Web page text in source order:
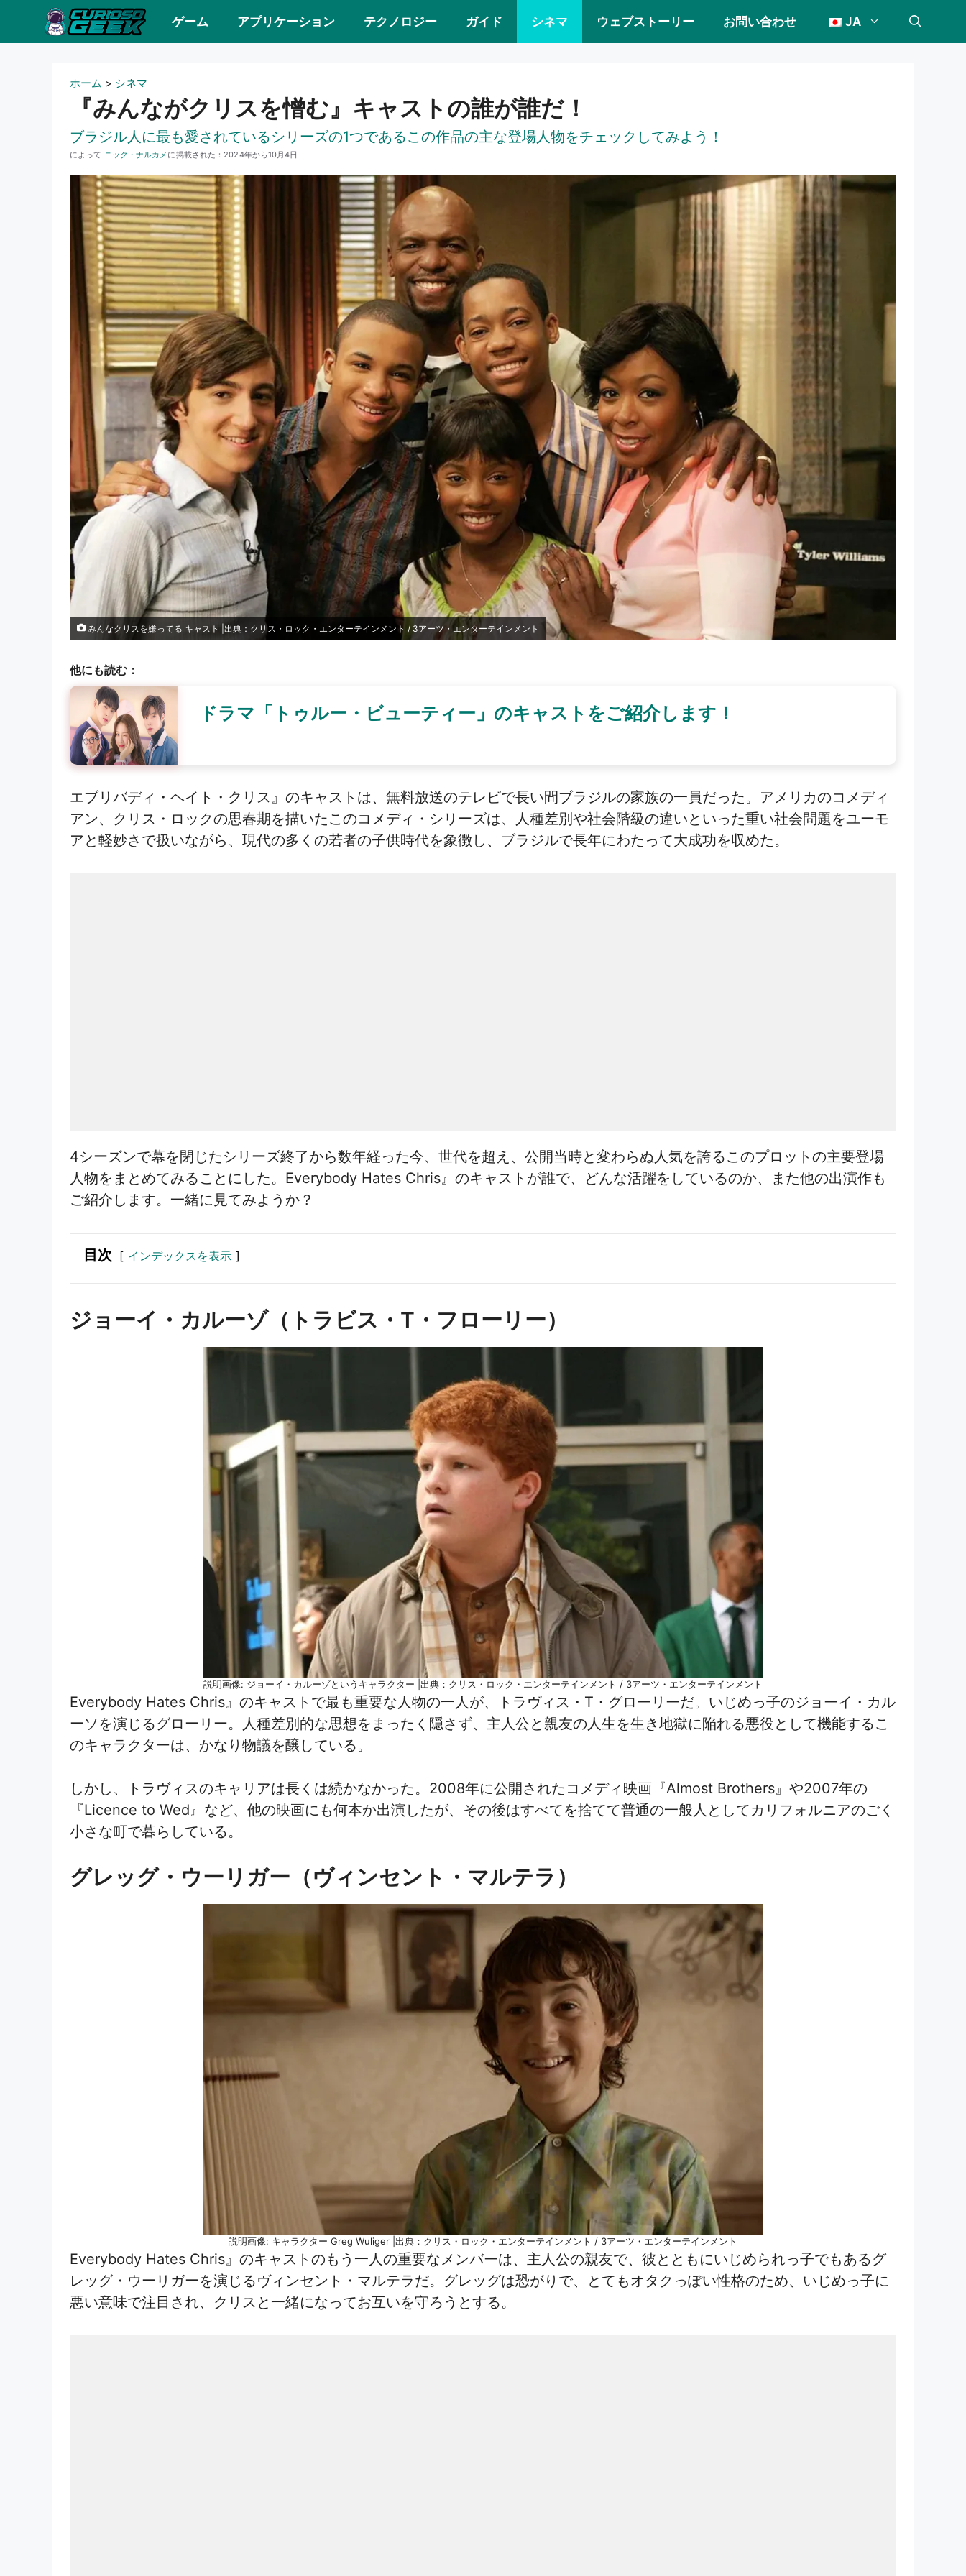
ゲーム アプリケーション テクノロジー ガイド シネマ ウェブストーリー お問い合わせ JA
ホーム > シネマ
『みんながクリスを憎む』キャストの誰が誰だ！
ブラジル人に最も愛されているシリーズの1つであるこの作品の主な登場人物をチェックしてみよう！
に掲載された： 2024年から10月4日
によって ニック・ナルカメ
みんなクリスを嫌ってる キャスト |出典：クリス・ロック・エンターテインメント / 3アーツ・エンターテインメント
他にも読む：
ドラマ「トゥルー・ビューティー」のキャストをご紹介します！
エブリバディ・ヘイト・クリス』のキャストは、無料放送のテレビで長い間ブラジルの家族の一員だった。アメリカのコメディ
アン、クリス・ロックの思春期を描いたこのコメディ・シリーズは、人種差別や社会階級の違いといった重い社会問題をユーモ
アと軽妙さで扱いながら、現代の多くの若者の子供時代を象徴し、ブラジルで長年にわたって大成功を収めた。
4シーズンで幕を閉じたシリーズ終了から数年経った今、世代を超え、公開当時と変わらぬ人気を誇るこのプロットの主要登場
人物をまとめてみることにした。Everybody Hates Chris』のキャストが誰で、どんな活躍をしているのか、また他の出演作も
ご紹介します。一緒に見てみようか？
目次 インデックスを表示
ジョーイ・カルーゾ（トラビス・T・フローリー）
説明画像: ジョーイ・カルーゾというキャラクター |出典：クリス・ロック・エンターテインメント / 3アーツ・エンターテインメント
Everybody Hates Chris』のキャストで最も重要な人物の一人が、トラヴィス・T・グローリーだ。いじめっ子のジョーイ・カル
ーソを演じるグローリー。人種差別的な思想をまったく隠さず、主人公と親友の人生を生き地獄に陥れる悪役として機能するこ
のキャラクターは、かなり物議を醸している。
しかし、トラヴィスのキャリアは長くは続かなかった。2008年に公開されたコメディ映画『Almost Brothers』や2007年の
『Licence to Wed』など、他の映画にも何本か出演したが、その後はすべてを捨てて普通の一般人としてカリフォルニアのごく
小さな町で暮らしている。
グレッグ・ウーリガー（ヴィンセント・マルテラ）
説明画像: キャラクター Greg Wuliger |出典：クリス・ロック・エンターテインメント / 3アーツ・エンターテインメント
Everybody Hates Chris』のキャストのもう一人の重要なメンバーは、主人公の親友で、彼とともにいじめられっ子でもあるグ
レッグ・ウーリガーを演じるヴィンセント・マルテラだ。グレッグは恐がりで、とてもオタクっぽい性格のため、いじめっ子に
悪い意味で注目され、クリスと一緒になってお互いを守ろうとする。